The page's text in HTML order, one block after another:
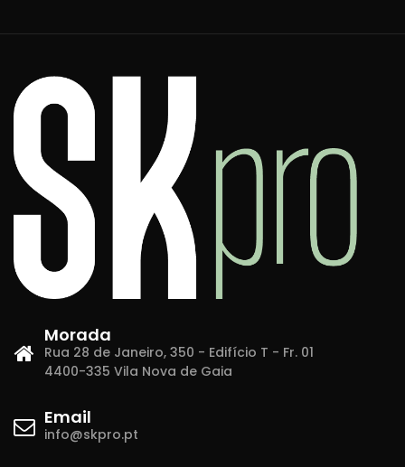
Morada
Rua 28 de Janeiro, 350 - Edifício T - Fr. 01
4400-335 Vila Nova de Gaia
Email
info@skpro.pt